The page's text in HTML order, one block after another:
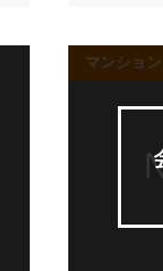
マンション